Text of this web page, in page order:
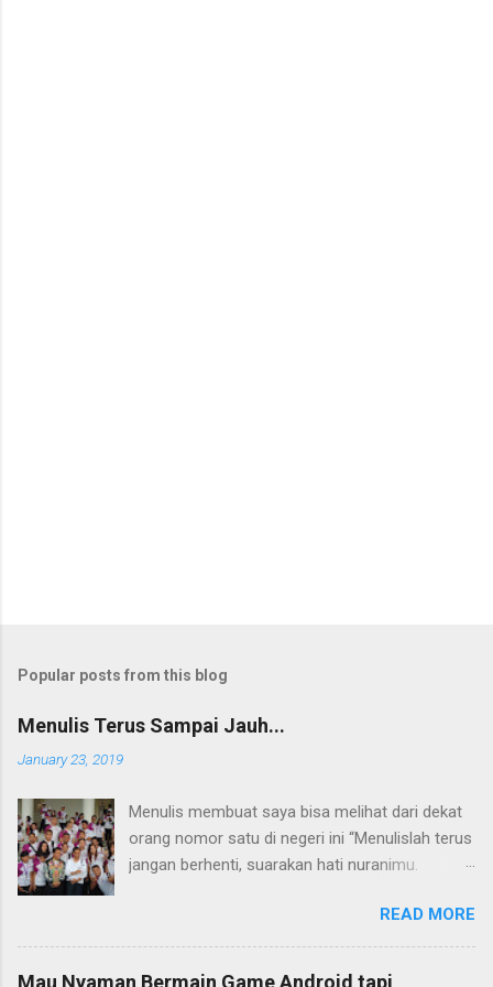
Popular posts from this blog
Menulis Terus Sampai Jauh...
January 23, 2019
Menulis membuat saya bisa melihat dari dekat
orang nomor satu di negeri ini “Menulislah terus
jangan berhenti, suarakan hati nuranimu.
membela dirinya sendiri, biarlah tulisanmu itu
mengikuti takdirnya.” (Buya Hamka) Saya baru
mengenal petikan masyur di atas belakangan,
READ MORE
Mau Nyaman Bermain Game Android tapi